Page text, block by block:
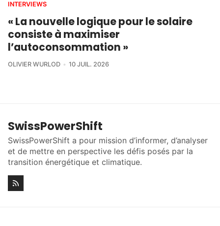
INTERVIEWS
« La nouvelle logique pour le solaire
consiste à maximiser
l’autoconsommation »
OLIVIER WURLOD 10 JUIL. 2026
SwissPowerShift
SwissPowerShift a pour mission d’informer, d’analyser
et de mettre en perspective les défis posés par la
transition énergétique et climatique.